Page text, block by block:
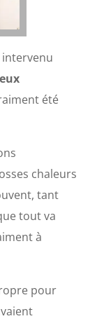
intervenu
été
chaleurs
tant
tout va
à
pour